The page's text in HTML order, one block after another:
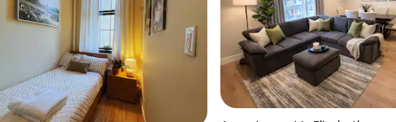
van 4,86 op 5, 14 recensies